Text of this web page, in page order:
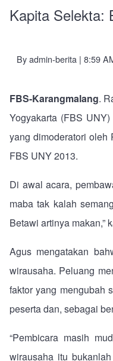
Kapita Selekta:
Byadmin-berita | 8:59
FBS-Karangmalang.
Yogyakarta (FBS
yang dimoderatori oleh
FBS UNY 2013.
Di awal acara,
maba tak kalah
Betawi artinya makan,”
Agus mengatakan
wirausaha. Peluang
faktor yang mengubah
peserta dan, sebagai
“Pembicara masih
wirausaha itu